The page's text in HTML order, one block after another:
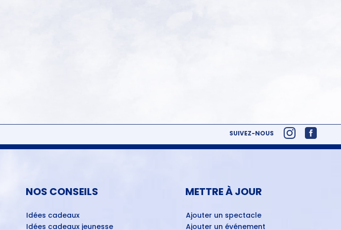
SUIVEZ-NOUS
NOS CONSEILS
Idées cadeaux
Idées cadeaux jeunesse
METTRE À JOUR
Ajouter un spectacle
Ajouter un événement